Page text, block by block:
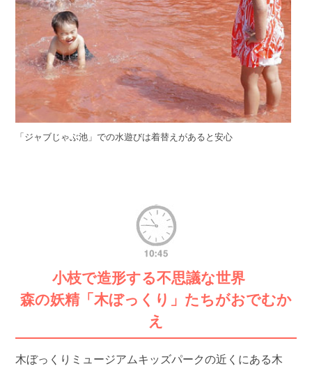
「ジャブじゃぶ池」での水遊びは着替えがあると安心
小枝で造形する不思議な世界
森の妖精「木ぼっくり」たちがおでむか
え
木ぼっくりミュージアムキッズパークの近くにある木